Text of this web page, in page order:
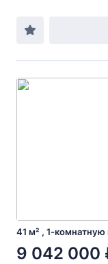
41 м² , 1-комнатную
9 042 000